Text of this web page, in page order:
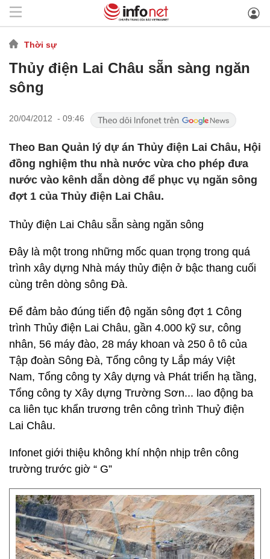
Thời sự
Thủy điện Lai Châu sẵn sàng ngăn
sông
20/04/2012 - 09:46
Theo Ban Quản lý dự án Thủy điện Lai Châu, Hội
đồng nghiệm thu nhà nước vừa cho phép đưa
nước vào kênh dẫn dòng để phục vụ ngăn sông
đợt 1 của Thủy điện Lai Châu.
Thủy điện Lai Châu sẵn sàng ngăn sông
Đây là một trong những mốc quan trọng trong quá
trình xây dựng Nhà máy thủy điện ở bậc thang cuối
cùng trên dòng sông Đà.
Để đảm bảo đúng tiến độ ngăn sông đợt 1 Công
trình Thủy điện Lai Châu, gần 4.000 kỹ sư, công
nhân, 56 máy đào, 28 máy khoan và 250 ô tô của
Tập đoàn Sông Đà, Tổng công ty Lắp máy Việt
Nam, Tổng công ty Xây dựng và Phát triển hạ tầng,
Tổng công ty Xây dựng Trường Sơn... lao động ba
ca liên tục khẩn trương trên công trình Thuỷ điện
Lai Châu.
Infonet giới thiệu không khí nhộn nhịp trên công
trường trước giờ “ G”